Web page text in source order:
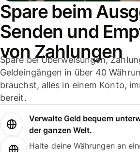
Spare beim
Senden und
von Zahlungen
Spare bei Überweisungen,
Geldeingängen in über 40
brauchst, alles in einem Konto,
bereit.
Verwalte Geld bequem
der ganzen Welt.
Halte deine Währungen an